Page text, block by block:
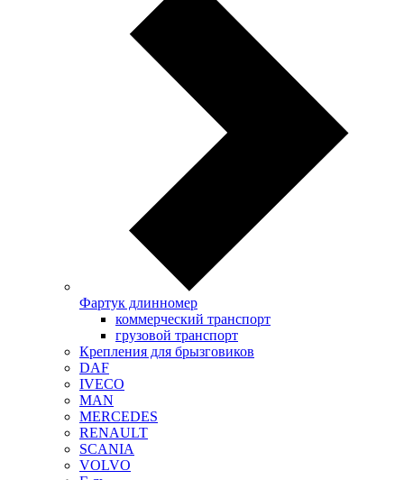
Фартук длинномер
коммерческий транспорт
грузовой транспорт
Крепления для брызговиков
DAF
IVECO
MAN
MERCEDES
RENAULT
SCANIA
VOLVO